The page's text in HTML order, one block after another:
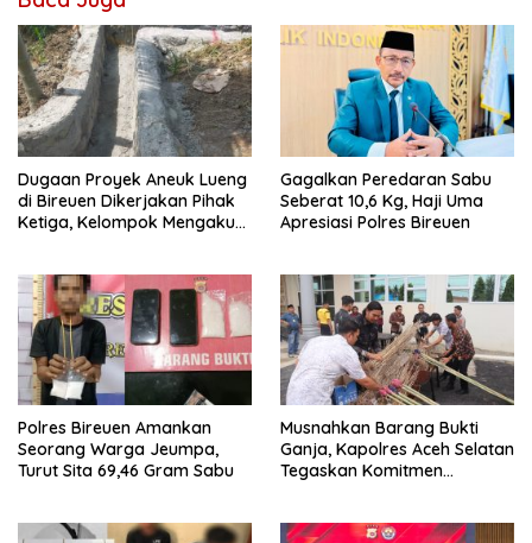
Dugaan Proyek Aneuk Lueng
di Bireuen Dikerjakan Pihak
Ketiga, Kelompok Mengaku
Gagalkan Peredaran Sabu
Seberat 10,6 Kg, Haji Uma
Apresiasi Polres Bireuen
Polres Bireuen Amankan
Seorang Warga Jeumpa,
Turut Sita 69,46 Gram Sabu
Musnahkan Barang Bukti
Ganja, Kapolres Aceh Selatan
Tegaskan Komitmen